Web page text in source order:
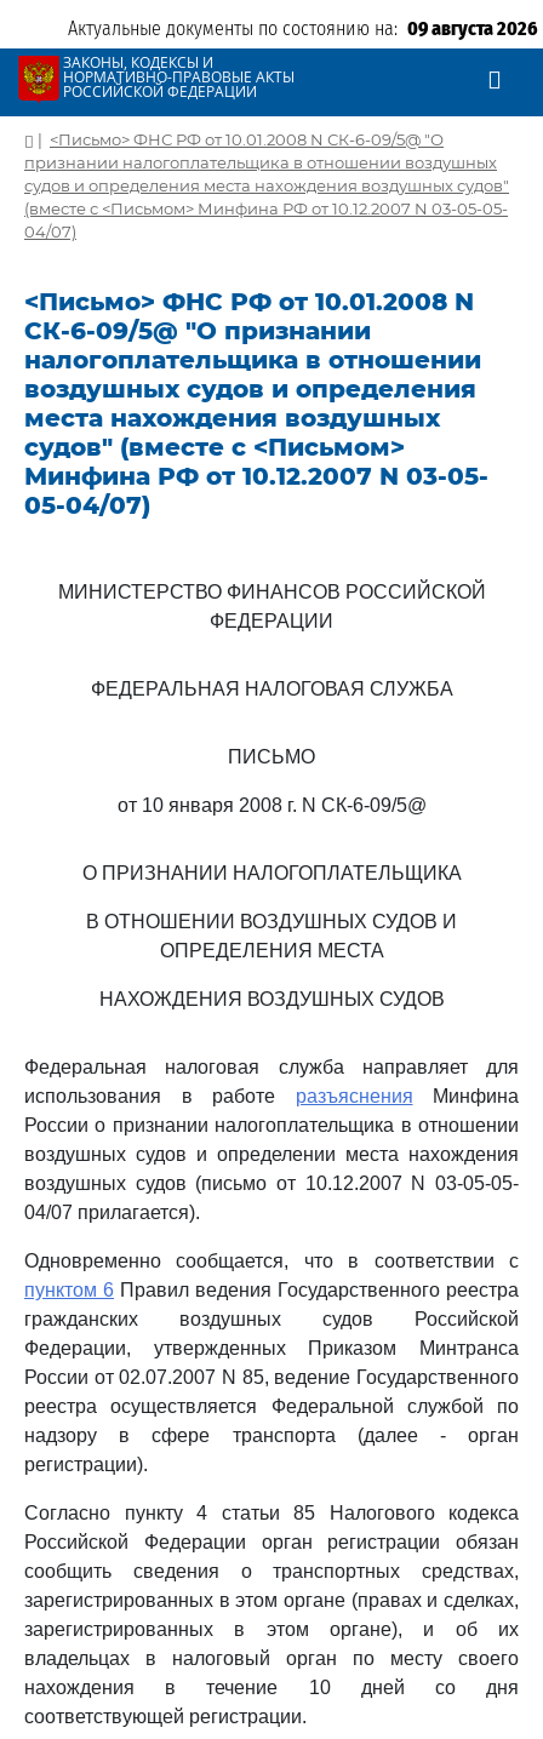
Актуальные документы по состоянию на: 09 августа 2026
ЗАКОНЫ, КОДЕКСЫ И
НОРМАТИВНО-ПРАВОВЫЕ АКТЫ
РОССИЙСКОЙ ФЕДЕРАЦИИ
| <Письмо> ФНС РФ от 10.01.2008 N СК-6-09/5@ "О
признании налогоплательщика в отношении воздушных
судов и определения места нахождения воздушных судов"
(вместе с <Письмом> Минфина РФ от 10.12.2007 N 03-05-05-
04/07)
<Письмо> ФНС РФ от 10.01.2008 N
СК-6-09/5@ "О признании
налогоплательщика в отношении
воздушных судов и определения
места нахождения воздушных
судов" (вместе с <Письмом>
Минфина РФ от 10.12.2007 N 03-05-
05-04/07)
МИНИСТЕРСТВО ФИНАНСОВ РОССИЙСКОЙ
ФЕДЕРАЦИИ
ФЕДЕРАЛЬНАЯ НАЛОГОВАЯ СЛУЖБА
ПИСЬМО
от 10 января 2008 г. N СК-6-09/5@
О ПРИЗНАНИИ НАЛОГОПЛАТЕЛЬЩИКА
В ОТНОШЕНИИ ВОЗДУШНЫХ СУДОВ И
ОПРЕДЕЛЕНИЯ МЕСТА
НАХОЖДЕНИЯ ВОЗДУШНЫХ СУДОВ
Федеральная налоговая служба направляет для
использования в работе разъяснения Минфина
России о признании налогоплательщика в отношении
воздушных судов и определении места нахождения
воздушных судов (письмо от 10.12.2007 N 03-05-05-
04/07 прилагается).
Одновременно сообщается, что в соответствии с
пунктом 6 Правил ведения Государственного реестра
гражданских воздушных судов Российской
Федерации, утвержденных Приказом Минтранса
России от 02.07.2007 N 85, ведение Государственного
реестра осуществляется Федеральной службой по
надзору в сфере транспорта (далее - орган
регистрации).
Согласно пункту 4 статьи 85 Налогового кодекса
Российской Федерации орган регистрации обязан
сообщить сведения о транспортных средствах,
зарегистрированных в этом органе (правах и сделках,
зарегистрированных в этом органе), и об их
владельцах в налоговый орган по месту своего
нахождения в течение 10 дней со дня
соответствующей регистрации.